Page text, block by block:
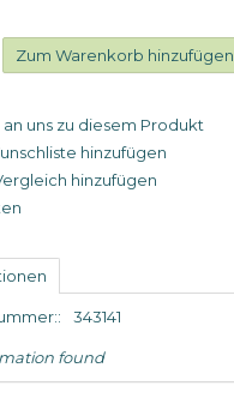
Zum Warenkorb hinzufügen
an uns zu diesem Produkt
hinzufügen
hinzufügen
343141
found